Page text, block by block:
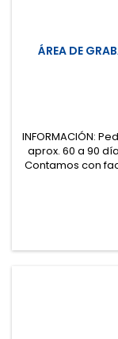
ÁREA DE
INFORMACIÓN:
aprox. 60 a 90
Contamos con